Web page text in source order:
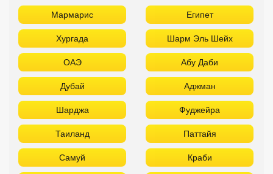
Мармарис Египет
Хургада Шарм Эль Шейх
ОАЭ Абу Даби
Дубай Аджман
Шарджа Фуджейра
Таиланд Паттайя
Самуй Краби